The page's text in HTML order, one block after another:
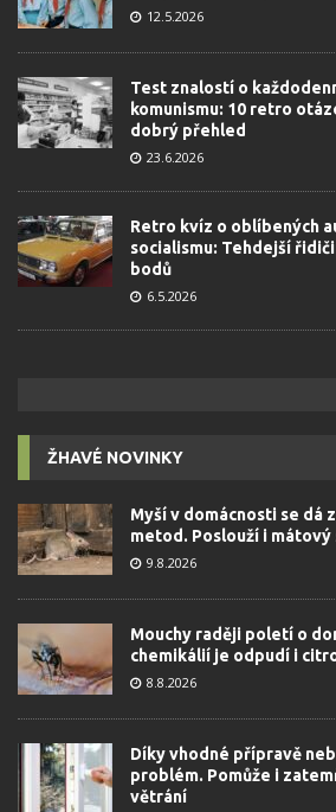
12.5.2026
Test znalostí o
komunismu: 10 retro
dobrý přehled
23.6.2026
Retro kvíz o oblíbených
socialismu: Tehdejší
bodů
6.5.2026
ŽHAVÉ NOVINKY
Myší v domácnosti se dá
metod. Poslouží i
9.8.2026
Mouchy raději poletí o
chemikálií je odpudí i
8.8.2026
Díky vhodné přípravě
problém. Pomůže i
větrání